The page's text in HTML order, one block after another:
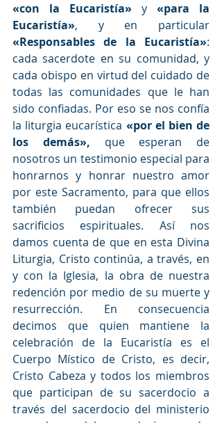
«con la Eucaristía» y «para la
Eucaristía»
«Responsables de la Eucaristía»:
cada sacerdote en su comunidad, y
cada obispo en virtud del cuidado de
todas las comunidades que le han
sido confiadas. Por eso se nos confía
la liturgia eucarística «por el bien de
los demás», que esperan de
nosotros un testimonio especial para
honrarnos y honrar nuestro amor
por este Sacramento, para que ellos
también puedan ofrecer sus
sacrificios espirituales. Así nos
damos cuenta de que en esta Divina
Liturgia, Cristo continúa, a través, en
y con la Iglesia, la obra de nuestra
redención por medio de su muerte y
resurrección. En consecuencia
decimos que quien mantiene la
celebración de la Eucaristía es el
Cuerpo Místico de Cristo, es decir,
Cristo Cabeza y todos los miembros
que participan de su sacerdocio a
través del sacerdocio del ministerio